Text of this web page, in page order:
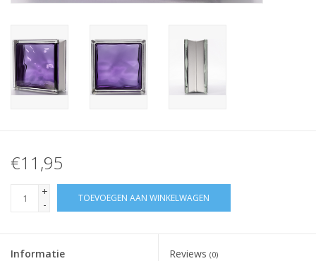
€11,95
+
-
TOEVOEGEN AAN WINKELWAGEN
Informatie Reviews (0)